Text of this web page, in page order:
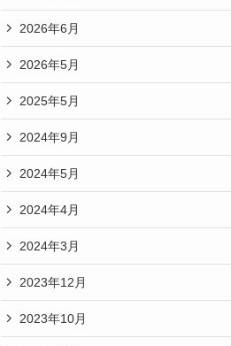
2026年6月
2026年5月
2025年5月
2024年9月
2024年5月
2024年4月
2024年3月
2023年12月
2023年10月